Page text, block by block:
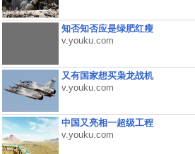
知否知否应是绿肥红瘦
v.youku.com
又有国家想买枭龙战机
v.youku.com
中国又亮相一超级工程
v.youku.com